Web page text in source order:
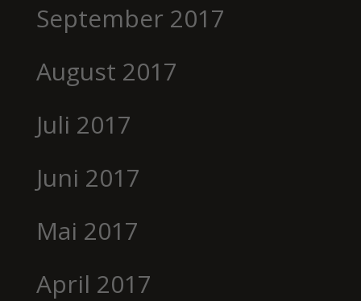
September 2017
August 2017
Juli 2017
Juni 2017
Mai 2017
April 2017